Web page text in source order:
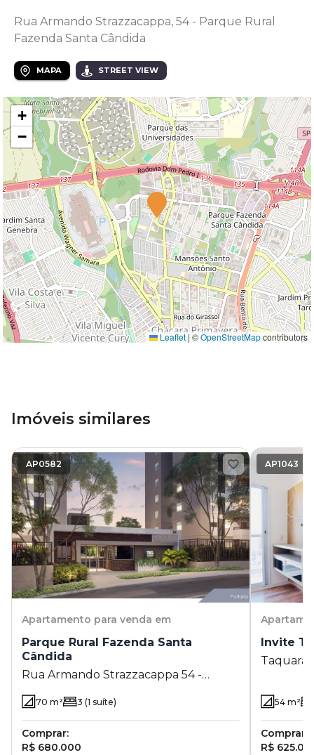
Rua Armando Strazzacappa, 54 - Parque Rural
Fazenda Santa Cândida
MAPA STREET VIEW
+
−
Leaflet | ©OpenStreetMapcontributors
Imóveis similares
AP0582
Apartamento para venda em
Parque Rural Fazenda Santa
Cândida
Rua Armando Strazzacappa 54 -
Parque Rural Fazenda Santa Cândida -
Campinas - SP
70 m² 3 (1 suíte)
Comprar:
R$ 680.000
AP1043
Invite
Taquaral
54 m²
Comprar:
R$